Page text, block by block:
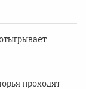
проходят